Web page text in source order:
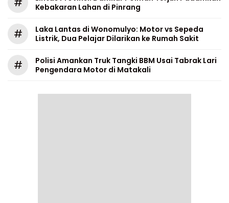
Kebakaran Lahan di Pinrang
#
Laka Lantas di Wonomulyo: Motor vs Sepeda
Listrik, Dua Pelajar Dilarikan ke Rumah Sakit
#
Polisi Amankan Truk Tangki BBM Usai Tabrak Lari
Pengendara Motor di Matakali